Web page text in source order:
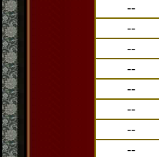
--
--
--
--
--
--
--
--